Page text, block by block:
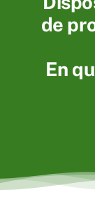
de
En